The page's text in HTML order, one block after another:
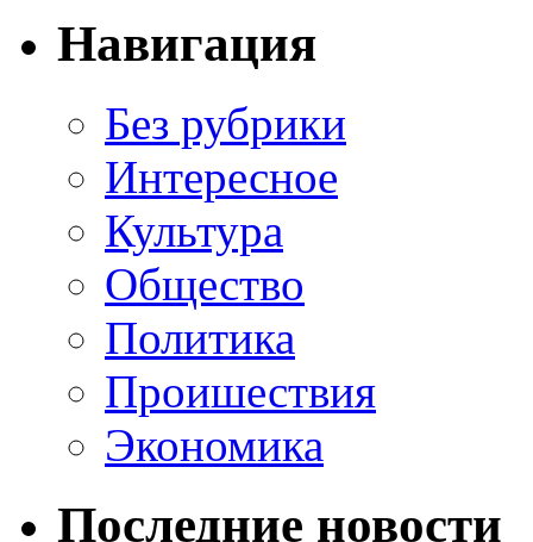
Навигация
Без рубрики
Интересное
Культура
Общество
Политика
Проишествия
Экономика
Последние новости